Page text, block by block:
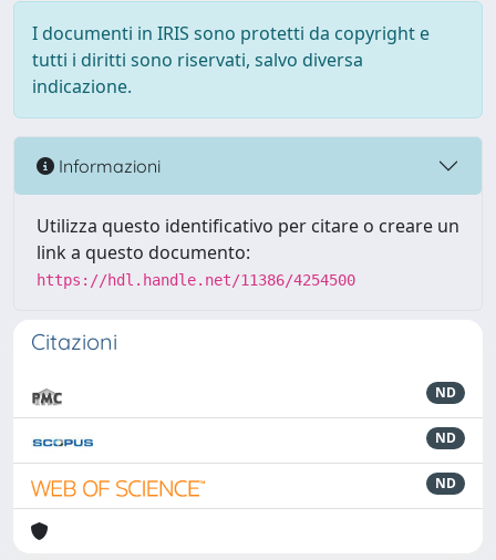
I documenti in IRIS sono protetti da copyright e
tutti i diritti sono riservati, salvo diversa
indicazione.
Informazioni
Utilizza questo identificativo per citare o creare un
link a questo documento:
https://hdl.handle.net/11386/4254500
Citazioni
ND
ND
ND